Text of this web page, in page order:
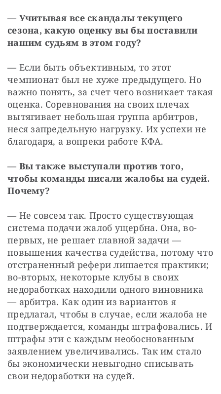
— Учитывая все скандалы текущего
сезона, какую оценку вы бы поставили
нашим судьям в этом году?
— Если быть объективным, то этот
чемпионат был не хуже предыдущего. Но
важно понять, за счет чего возникает такая
оценка. Соревнования на своих плечах
вытягивает небольшая группа арбитров,
неся запредельную нагрузку. Их успехи не
благодаря, а вопреки работе КФА.
— Вы также выступали против того,
чтобы команды писали жалобы на судей.
Почему?
— Не совсем так. Просто существующая
система подачи жалоб ущербна. Она, во-
первых, не решает главной задачи —
повышения качества судейства, потому что
отстраненный рефери лишается практики;
во-вторых, некоторые клубы в своих
недоработках находили одного виновника
— арбитра. Как один из вариантов я
предлагал, чтобы в случае, если жалоба не
подтверждается, команды штрафовались. И
штрафы эти с каждым необоснованным
заявлением увеличивались. Так им стало
бы экономически невыгодно списывать
свои недоработки на судей.